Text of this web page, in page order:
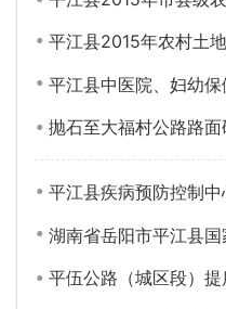
平江县2015年农村土地整治项目
平江县中医院、妇幼保健院建
抛石至大福村公路路
平江县疾病预防控制
湖南省岳阳市平江县国家税务
平伍公路（城区段）提质